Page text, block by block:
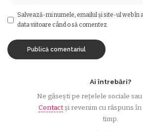
Salvează-mi numele, emailul și site-ul web în
data viitoare când o să comentez.
Ai întrebări?
Ne găsești pe rețelele sociale
Contactși revenim cu răspuns
timp.